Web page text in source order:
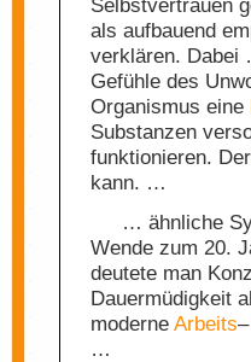
als aufbauend
verklären.
Gefühle des
Organismus eine
Substanzen
funktionieren. Der
kann. …
… ähnliche
Wende zum 20.
deutete man
Dauermüdigkeit
moderne Arbeits
…